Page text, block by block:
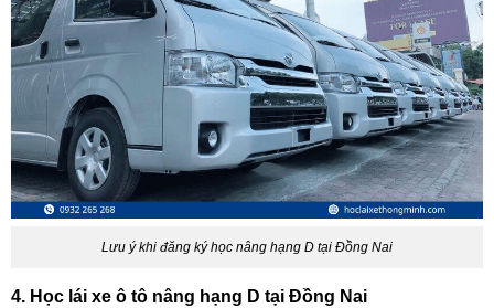
Lưu ý khi đăng ký học nâng hạng D tại Đồng Nai
4. Học lái xe ô tô nâng hạng D tại Đồng Nai